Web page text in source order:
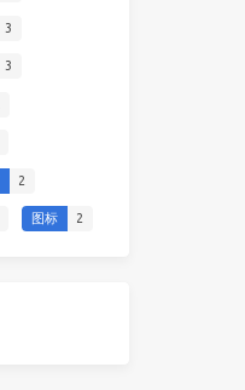
3
3
2
图标 2